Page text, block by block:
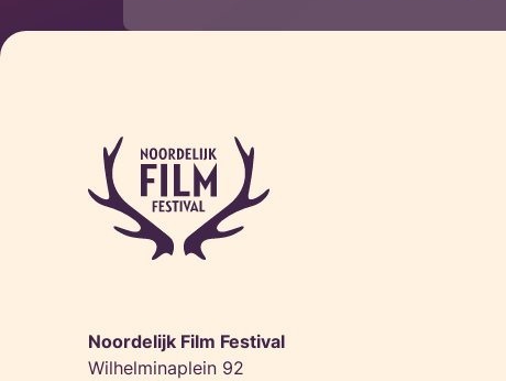
Noordelijk Film Festival
Wilhelminaplein 92